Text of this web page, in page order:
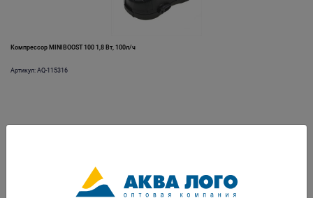
Компрессор MINIBOOST 100 1,8 Вт, 100л/ч
Артикул: AQ-115316